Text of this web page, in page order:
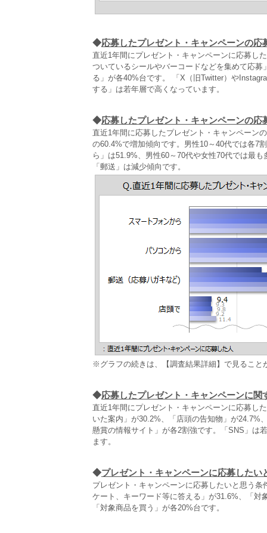
◆応募したプレゼント・キャンペーンの応
直近1年間にプレゼント・キャンペーンに応募し
ついているシールやバーコードなどを集めて応
る」が各40%台です。 「X（旧Twitter）や
する」は若年層で高くなっています。
◆応募したプレゼント・キャンペーンの応
直近1年間に応募したプレゼント・キャンペーン
の60.4%で増加傾向です。男性10～40代では各7
ら」は51.9%、男性60～70代や女性70代では最
「郵送」は減少傾向です。
※グラフの続きは、【調査結果詳細】で見ること
◆応募したプレゼント・キャンペーンに関
直近1年間にプレゼント・キャンペーンに応募し
いた案内」が30.2%、「店頭の告知物」が24.7%
懸賞の情報サイト」が各2割強です。「SNS」は
ます。
◆プレゼント・キャンペーンに応募したい
プレゼント・キャンペーンに応募したいと思う
ケート、キーワード等に答える」が31.6%、「
「対象商品を買う」が各20%台です。